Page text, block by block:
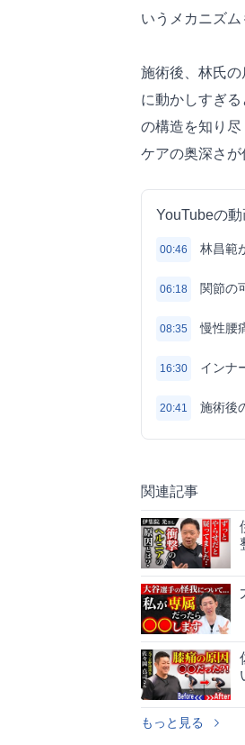
いうメカニズム
施術後、林氏
に動かしすぎ
の構造を知り
ケアの奥深さが
YouTubeの
00:46 林昌範
06:18 関節の
08:35 慢性腰
16:30 インナ
20:41 施術後
関連記事
もっと見る